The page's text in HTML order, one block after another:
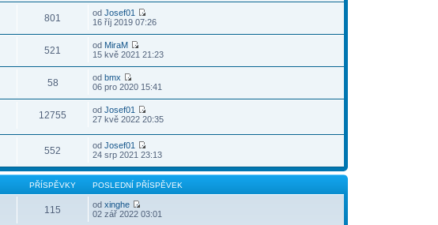
801 od Josef01
16 říj 2019 07:26
521 od MiraM
15 kvě 2021 21:23
58 od bmx
06 pro 2020 15:41
12755 od Josef01
27 kvě 2022 20:35
552 od Josef01
24 srp 2021 23:13
PŘÍSPĚVKY POSLEDNÍ PŘÍSPĚVEK
115 od xinghe
02 zář 2022 03:01